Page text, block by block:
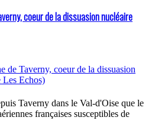
coeur de la dissuasion nucléaire
Taverny dans le Val-d'Oise que le
françaises susceptibles de